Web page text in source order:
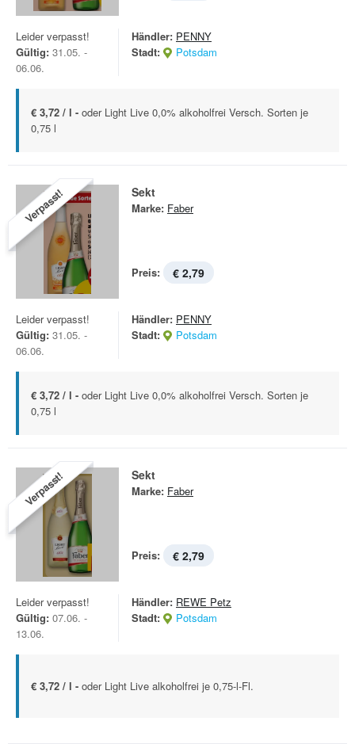
Leider verpasst!
Gültig: 31.05. -
06.06.
Händler: PENNY
Stadt:
Potsdam
€ 3,72 / l - oder Light Live 0,0% alkoholfrei Versch. Sorten je
0,75 l
Verpasst! Sekt
Marke: Faber
Preis: € 2,79
Leider verpasst!
Gültig: 31.05. -
06.06.
Händler: PENNY
Stadt:
Potsdam
€ 3,72 / l - oder Light Live 0,0% alkoholfrei Versch. Sorten je
0,75 l
Verpasst! Sekt
Marke: Faber
Preis: € 2,79
Leider verpasst!
Gültig: 07.06. -
13.06.
Händler: REWE Petz
Stadt:
Potsdam
€ 3,72 / l - oder Light Live alkoholfrei je 0,75-l-Fl.